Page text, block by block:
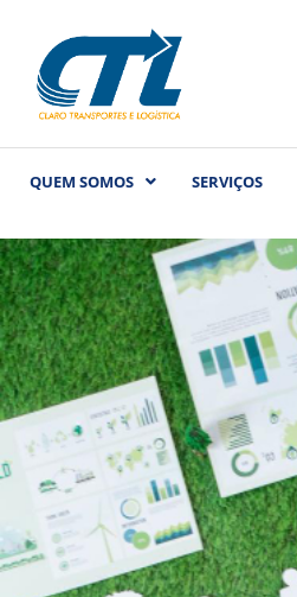
QUEM SOMOS SERVIÇOS